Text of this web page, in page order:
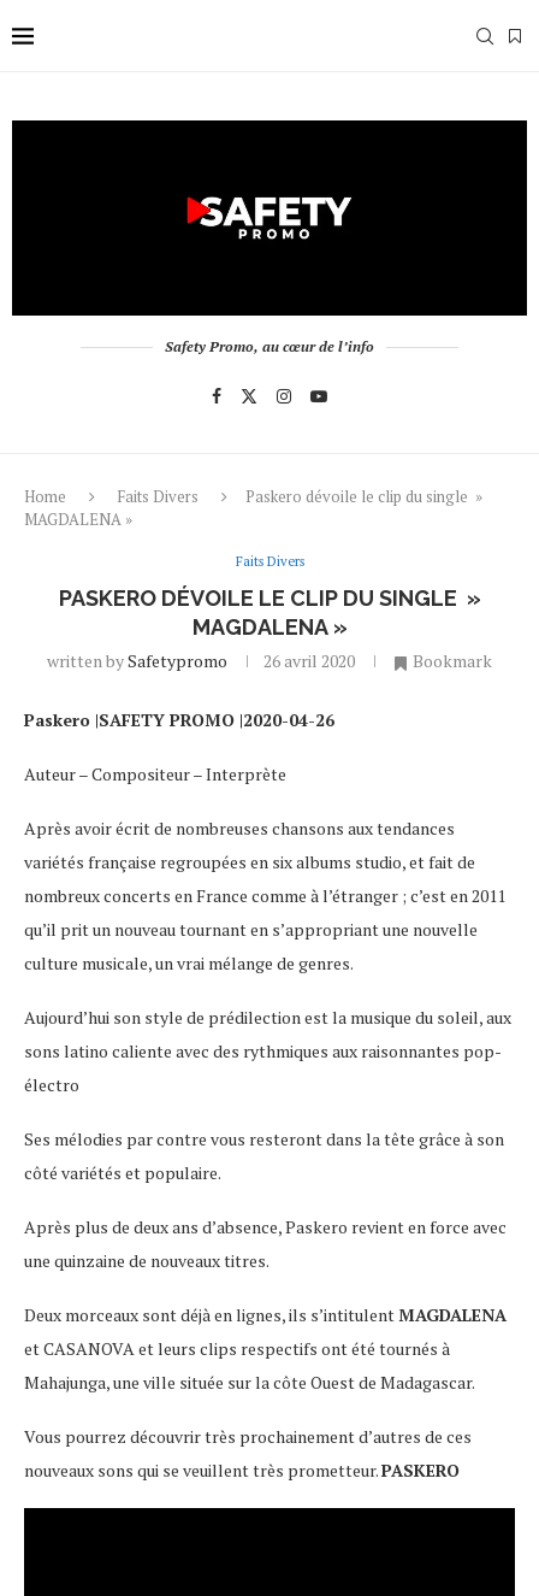
Safety Promo, au cœur de l’info
Home Faits Divers
Paskero dévoile le clip du single »
MAGDALENA »
Faits Divers
PASKERO DÉVOILE LE CLIP DU SINGLE »
MAGDALENA »
written bySafetypromo 26 avril 2020 Bookmark
Paskero |SAFETY PROMO |2020-04-26
Auteur – Compositeur – Interprète
Après avoir écrit de nombreuses chansons aux tendances
variétés française regroupées en six albums studio, et fait de
nombreux concerts en France comme à l’étranger ; c’est en 2011
qu’il prit un nouveau tournant en s’appropriant une nouvelle
culture musicale, un vrai mélange de genres.
Aujourd’hui son style de prédilection est la musique du soleil, aux
sons latino caliente avec des rythmiques aux raisonnantes pop-
électro
Ses mélodies par contre vous resteront dans la tête grâce à son
côté variétés et populaire.
Après plus de deux ans d’absence, Paskero revient en force avec
une quinzaine de nouveaux titres.
Deux morceaux sont déjà en lignes, ils s’intitulentMAGDALENA
et CASANOVA et leurs clips respectifs ont été tournés à
Mahajunga, une ville située sur la côte Ouest de Madagascar.
Vous pourrez découvrir très prochainement d’autres de ces
nouveaux sons qui se veuillent très prometteur.PASKERO